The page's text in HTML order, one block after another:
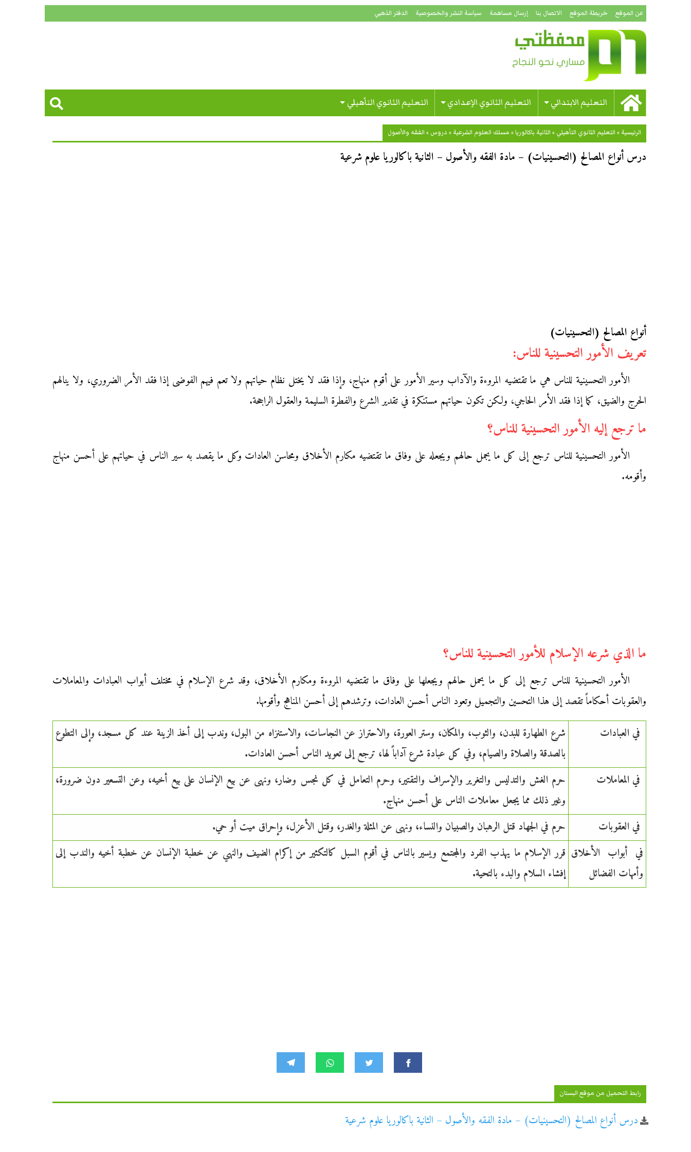
عن الموقع خريطة الموقع الاتصال بنا إرسال مساهمة سياسة النشر والخصوصية الدفتر الذهبي
التعليم الابتدائي التعليم الثانوي الإعدادي التعليم الثانوي التأهيلي
الرئيسية »التعليم الثانوي التأهيلي »الثانية باكالوريا» مسلك العلوم الشرعية » دروس »الفقه والأصول
درس أنواع المصالح (التحسينيات) – مادة الفقه والأصول – الثانية باكالوريا علوم شرعية
أنواع المصالح (التحسينيات)
تعريف الأمور التحسينية للناس:
الأمور التحسينية للناس هي ما تقتضيه المروءة والآداب وسير الأمور على أقوم منهاج، وإذا فقد لا يختل نظام حياتهم ولا تعم فيهم الفوضى إذا فقد الأمر الضروري، ولا ينالهم
الحرج والضيق، كما إذا فقد الأمر الحاجي، ولكن تكون حياتهم مستنكرة في تقدير الشرع والفطرة السليمة والعقول الراجحة.
ما ترجع إليه الأمور التحسينية للناس؟
الأمور التحسينية للناس ترجع إلى كل ما يجمل حالهم ويجعله على وفاق ما تقتضيه مكارم الأخلاق ومحاسن العادات وكل ما يقصد به سير الناس في حياتهم على أحسن منهاج
وأقومه.
ما الذي شرعه الإسلام للأمور التحسينية للناس؟
الأمور التحسينية للناس ترجع إلى كل ما يحمل حالهم ويجعلها على وفاق ما تقتضيه المروءة ومكارم الأخلاق، وقد شرع الإسلام في مختلف أبواب العبادات والمعاملات
والعقوبات أحكاماً تقصد إلى هذا التحسين والتجميل وتعود الناس أحسن العادات، وترشدهم إلى أحسن المناهج وأقومها.
في العبادات
شرع الطهارة للبدن، والثوب، والمكان، وستر العورة، والاحتراز عن النجاسات، والاستنزاه من البول، وندب إلى أخذ الزينة عند كل مسجد، وإلى التطوع
بالصدقة والصلاة والصيام، وفي كل عبادة شرع آداباً لها، ترجع إلى تعويد الناس أحسن العادات.
في المعاملات
حرم الغش والتدليس والتغرير والإسراف والتقتير، وحرم التعامل في كل نجس وضار، ونهى عن بيع الإنسان على بيع أخيه، وعن التسعير دون ضرورة،
وغير ذلك مما يجعل معاملات الناس على أحسن منهاج.
في العقوبات
حرم في الجهاد قتل الرهبان والصبيان والنساء، ونهى عن المثلة والغدر، وقتل الأعزل، وإحراق ميت أو حي.
في أبواب الأخلاق
وأمهات الفضائل
قرر الإسلام ما يهذب الفرد والمجتمع ويسير بالناس في أقوم السبل كالتكثير من إكرام الضيف والنهي عن خطبة الإنسان عن خطبة أخيه والندب إلى
إفشاء السلام والبدء بالتحية.
رابط التحميل من موقع البستان
درس أنواع المصالح (التحسينيات) – مادة الفقه والأصول – الثانية باكالوريا علوم شرعية